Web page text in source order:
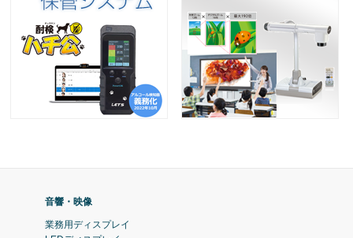
音響・映像
業務用ディスプレイ